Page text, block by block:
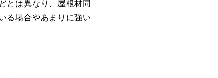
とは異なり、屋根材同
る場合やあまりに強い